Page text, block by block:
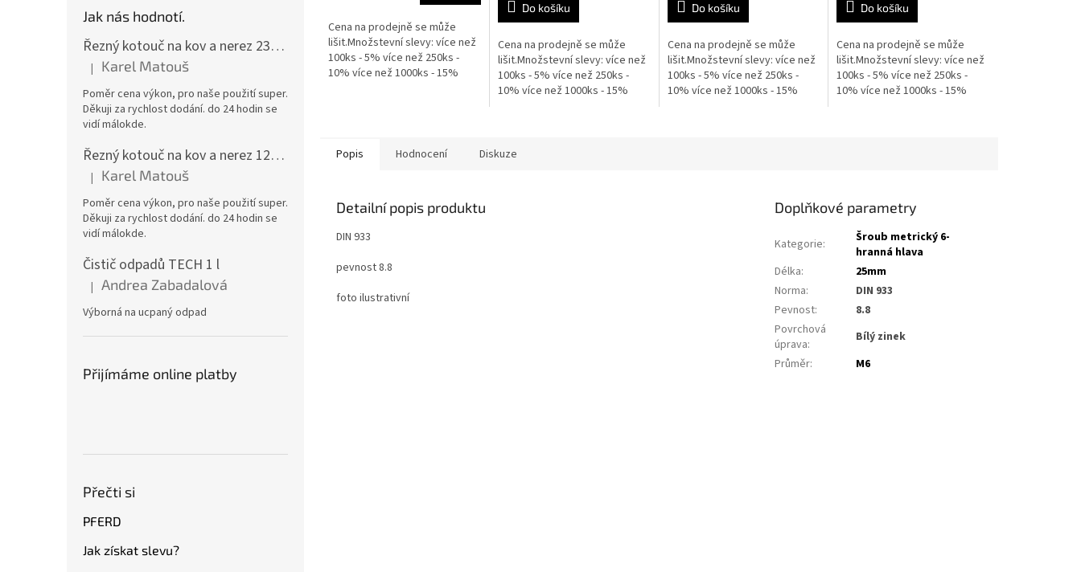
Jak nás hodnotí.
Řezný kotouč na kov a nerez 230x2,0x22 A46T6BF, balení 25ks
Hodnocení produktu je 5 z 5 hvězdiček.
| Karel Matouš
Poměr cena výkon, pro naše použití super.
Děkuji za rychlost dodání. do 24 hodin se
vidí málokde.
Řezný kotouč na kov a nerez 125x1,0x22 A46T6BF, balení 25ks
Hodnocení produktu je 5 z 5 hvězdiček.
| Karel Matouš
Poměr cena výkon, pro naše použití super.
Děkuji za rychlost dodání. do 24 hodin se
vidí málokde.
Čistič odpadů TECH 1 l
Hodnocení produktu je 5 z 5 hvězdiček.
| Andrea Zabadalová
Výborná na ucpaný odpad
Přijímáme online platby
Přečti si
PFERD
Jak získat slevu?
Cena na prodejně se může
lišit.Množstevní slevy: více než
100ks - 5% více než 250ks -
10% více než 1000ks - 15%
Do košíku
Cena na prodejně se může
lišit.Množstevní slevy: více než
100ks - 5% více než 250ks -
10% více než 1000ks - 15%
Do košíku
Cena na prodejně se může
lišit.Množstevní slevy: více než
100ks - 5% více než 250ks -
10% více než 1000ks - 15%
Do košíku
Cena na prodejně se může
lišit.Množstevní slevy: více než
100ks - 5% více než 250ks -
10% více než 1000ks - 15%
Popis Hodnocení Diskuze
Detailní popis produktu
DIN 933
pevnost 8.8
foto ilustrativní
Doplňkové parametry
Kategorie:
Šroub metrický 6-
hranná hlava
Délka:
25mm
Norma:
DIN 933
Pevnost:
8.8
Povrchová
úprava:
Bílý zinek
Průměr: M6